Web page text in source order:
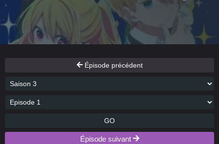
Épisode précédent
GO
Épisode suivant